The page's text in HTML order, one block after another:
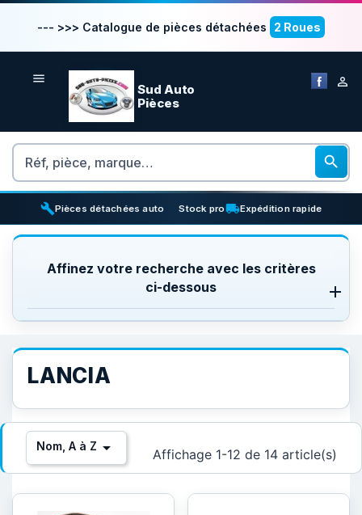
--- >>> Catalogue de pièces détachées 2 Roues
 
Sud Auto
Pièces
Rechercher

buildPièces détachées auto inventory_2
Stock prolocal_shippingExpédition rapide
Affinez votre recherche avec les critères
ci-dessous
LANCIA
Nom, A à Z  Affichage 1-12 de 14 article(s)